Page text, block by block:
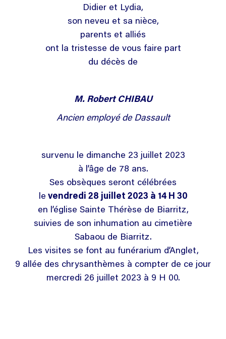
Didier et Lydia,
son neveu et sa nièce,
parents et alliés
ont la tristesse de vous faire part
du décès de
M. Robert CHIBAU
Ancien employé de Dassault
survenu le dimanche 23 juillet 2023
à l’âge de 78 ans.
Ses obsèques seront célébrées
le vendredi 28 juillet 2023 à 14 H 30
en l’église Sainte Thérèse de Biarritz,
suivies de son inhumation au cimetière
Sabaou de Biarritz.
Les visites se font au funérarium d’Anglet,
9 allée des chrysanthèmes à compter de ce jour
mercredi 26 juillet 2023 à 9 H 00.